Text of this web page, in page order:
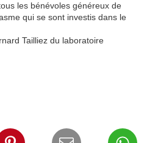
les bénévoles généreux de
qui se sont investis dans le
Tailliez du laboratoire